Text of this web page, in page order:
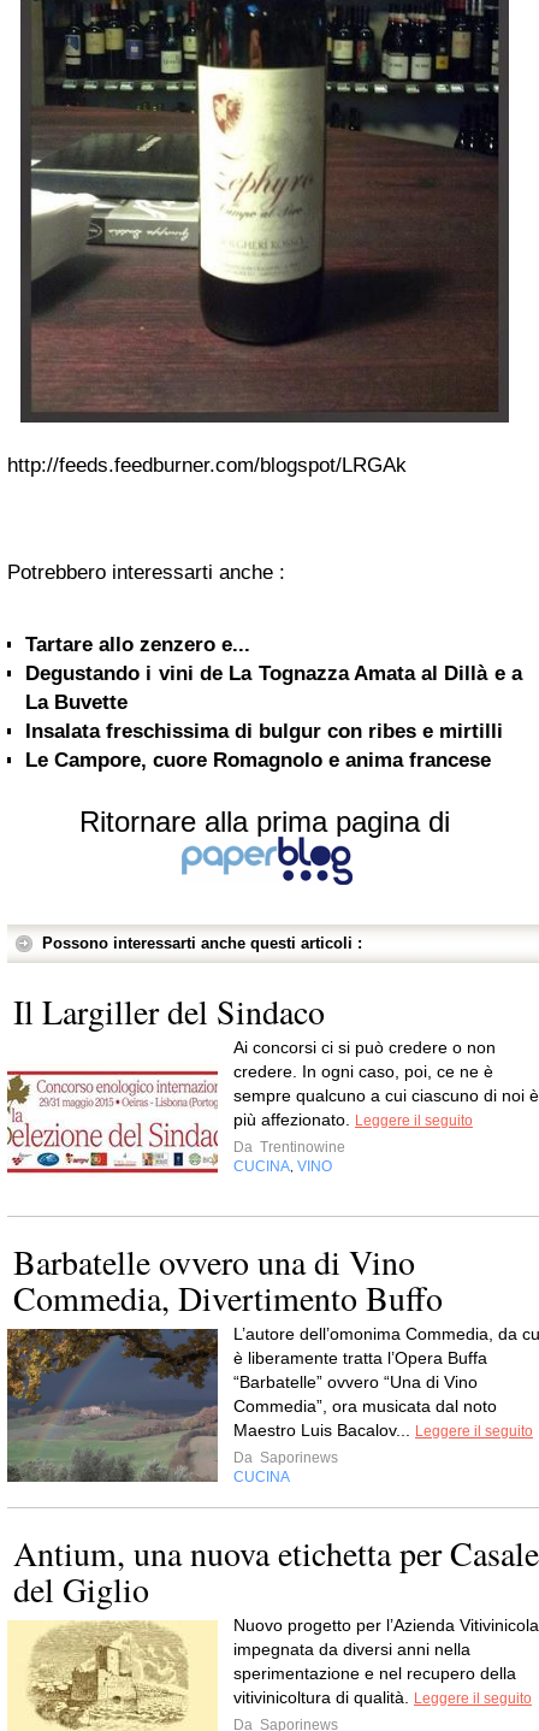
http://feeds.feedburner.com/blogspot/LRGAk
Potrebbero interessarti anche :
Tartare allo zenzero e...
Degustando i vini de La Tognazza Amata al Dillà e a
La Buvette
Insalata freschissima di bulgur con ribes e mirtilli
Le Campore, cuore Romagnolo e anima francese
Ritornare alla prima pagina di
Possono interessarti anche questi articoli :
Il Largiller del Sindaco
Ai concorsi ci si può credere o non
credere. In ogni caso, poi, ce ne è
sempre qualcuno a cui ciascuno di noi è
più affezionato.
Leggere il seguito
Da Trentinowine
CUCINA VINO
Barbatelle ovvero una di Vino
Commedia, Divertimento Buffo
L’autore dell’omonima Commedia, da
è liberamente tratta l’Opera Buffa
“Barbatelle” ovvero “Una di Vino
Commedia”, ora musicata dal noto
Maestro Luis Bacalov...
Leggere il seguito
Da Saporinews
CUCINA
Antium, una nuova etichetta per Casale
del Giglio
Nuovo progetto per l’Azienda
impegnata da diversi anni nella
sperimentazione e nel recupero della
vitivinicoltura di qualità.
Leggere il seguito
Da Saporinews